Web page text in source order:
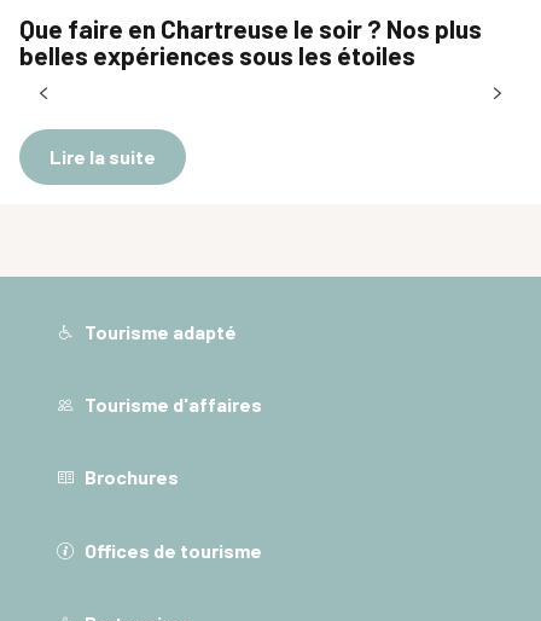
Que faire en Chartreuse le soir ? Nos plus
belles expériences sous les étoiles
Lire la suite
Tourisme adapté
Tourisme d'affaires
Brochures
Offices de tourisme